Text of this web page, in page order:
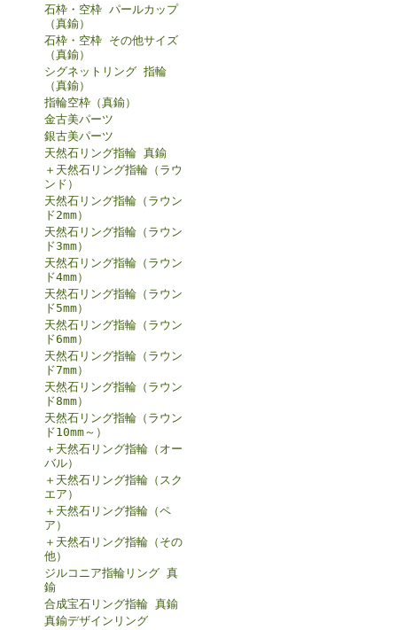
石枠・空枠 パールカップ
（真鍮）
石枠・空枠 その他サイズ
（真鍮）
シグネットリング 指輪
（真鍮）
指輪空枠（真鍮）
金古美パーツ
銀古美パーツ
天然石リング指輪 真鍮
＋天然石リング指輪（ラウ
ンド）
天然石リング指輪（ラウン
ド2mm）
天然石リング指輪（ラウン
ド3mm）
天然石リング指輪（ラウン
ド4mm）
天然石リング指輪（ラウン
ド5mm）
天然石リング指輪（ラウン
ド6mm）
天然石リング指輪（ラウン
ド7mm）
天然石リング指輪（ラウン
ド8mm）
天然石リング指輪（ラウン
ド10mm～）
＋天然石リング指輪（オー
バル）
＋天然石リング指輪（スク
エア）
＋天然石リング指輪（ペ
ア）
＋天然石リング指輪（その
他）
ジルコニア指輪リング 真
鍮
合成宝石リング指輪 真鍮
真鍮デザインリング